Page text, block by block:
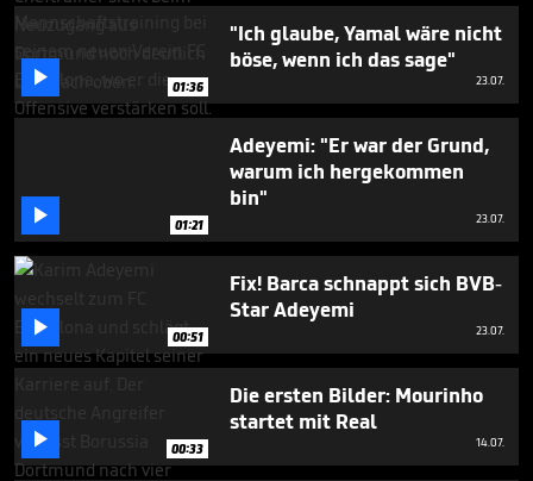
 01:36
"Ich glaube, Yamal wäre nicht
böse, wenn ich das sage"
23.07.
 01:21
Adeyemi: "Er war der Grund,
warum ich hergekommen
bin"
23.07.
 00:51
Fix! Barca schnappt sich BVB-
Star Adeyemi
23.07.
 00:33
Die ersten Bilder: Mourinho
startet mit Real
14.07.